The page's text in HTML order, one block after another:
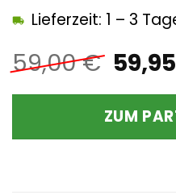
59,00€
Preis
war:
59,95
Lieferzeit: 1 – 3
ZUM